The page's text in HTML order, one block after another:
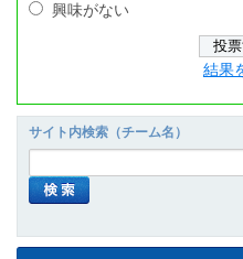
興味がない
結果
サイト内検索（チーム名）